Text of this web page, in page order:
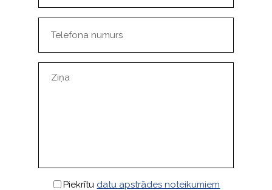
Piekrītu datu apstrādes noteikumiem